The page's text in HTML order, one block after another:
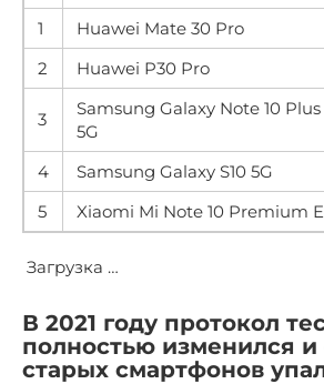
1
Huawei Mate 30 Pro
2
Huawei P30 Pro
3
Samsung Galaxy Note 10 Plus
5G
4 Samsung Galaxy S10 5G
5
Xiaomi Mi Note 10 Premium
Загрузка …
В 2021 году протокол
полностью изменился и
старых смартфонов